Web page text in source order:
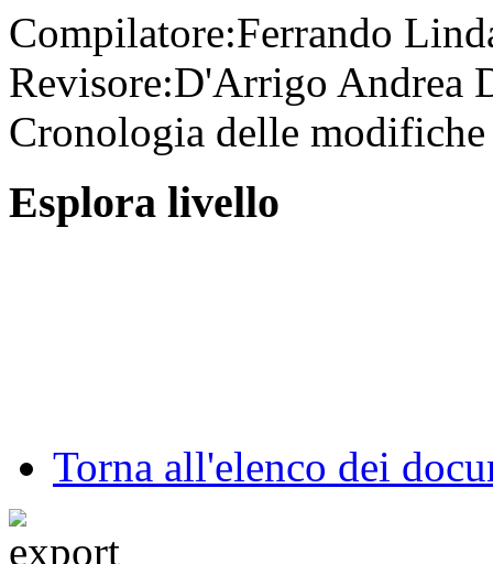
Compilatore:Ferrando
Revisore:D'Arrigo Andrea
Cronologia delle
Esplora livello
Torna all'elenco dei